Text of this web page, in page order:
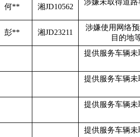
何** 湘JD10562
涉嫌未取得道
彭** 湘JD23211
涉嫌使用网络
目的地
提供服务车辆
提供服务车辆
提供服务车辆
提供服务车辆